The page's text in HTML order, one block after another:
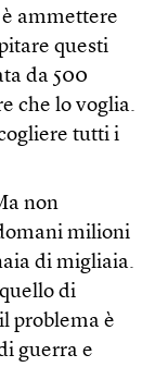
ammettere
questi
da 500
che lo voglia.
tutti i
non
milioni
di migliaia.
di
problema è
guerra e